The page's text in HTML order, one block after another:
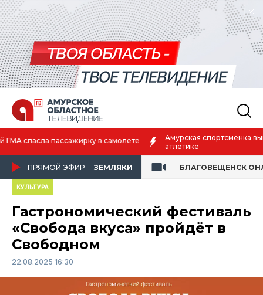
Амурская спортсменка выиграла первенство России по лёгкой
ПРЯМОЙ ЭФИР ЗЕМЛЯКИ БЛАГОВЕЩЕНСК
КУЛЬТУРА
Гастрономический фестиваль
«Свобода вкуса» пройдёт в
Свободном
22.08.2025 16:30